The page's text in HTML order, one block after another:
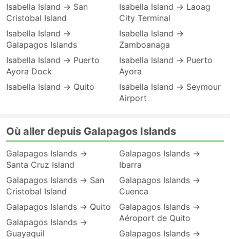
Isabella Island → San
Cristobal Island
Isabella Island →
Galapagos Islands
Isabella Island → Puerto
Ayora Dock
Isabella Island → Quito
Isabella Island → Laoag
City Terminal
Isabella Island →
Zamboanaga
Isabella Island → Puerto
Ayora
Isabella Island → Seymour
Airport
Où aller depuis Galapagos Islands
Galapagos Islands →
Santa Cruz Island
Galapagos Islands → San
Cristobal Island
Galapagos Islands → Quito
Galapagos Islands →
Guayaquil
Galapagos Islands →
Ibarra
Galapagos Islands →
Cuenca
Galapagos Islands →
Aéroport de Quito
Galapagos Islands →